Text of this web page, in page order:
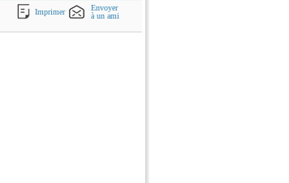
Imprimer
Envoyer
à un ami